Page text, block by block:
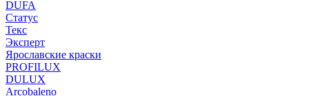
DUFA
Статус
Текс
Эксперт
Ярославские краски
PROFILUX
DULUX
Arcobaleno